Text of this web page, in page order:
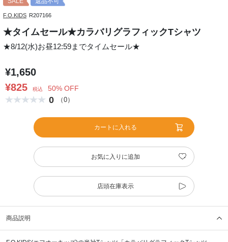
F.O.KIDS R207166
★タイムセール★カラバリグラフィックTシャツ
★8/12(水)お昼12:59までタイムセール★
¥1,650
¥825
税込 50% OFF
0 （0）
カートに入れる
お気に入りに追加
店頭在庫表示
商品説明